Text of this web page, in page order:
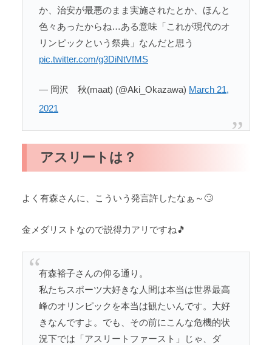
か、治安が最悪のまま実施されたとか、ほんと
色々あったからね…ある意味「これが現代のオ
リンピックという祭典」なんだと思う
pic.twitter.com/g3DiNtVfMS
— 岡沢 秋(maat) (@Aki_Okazawa) March 21,
2021
アスリートは？
よく有森さんに、こういう発言許したなぁ～🙄
金メダリストなので説得力アリですね🎵
有森裕子さんの仰る通り。
私たちスポーツ大好きな人間は本当は世界最高
峰のオリンピックを本当は観たいんです。大好
きなんですよ。でも、その前にこんな危機的状
況下では「アスリートファースト」じゃ、ダ